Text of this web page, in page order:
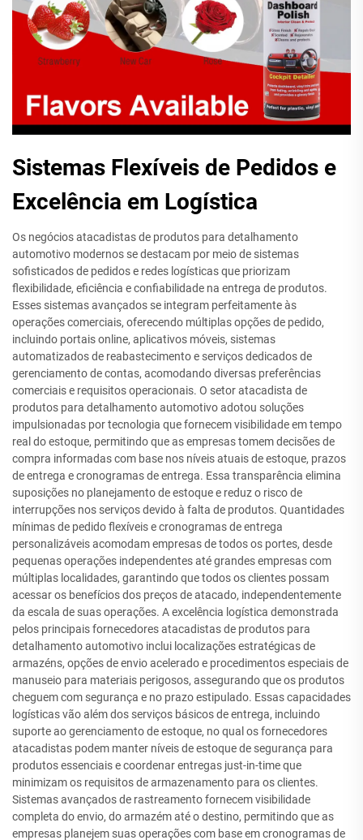
Sistemas Flexíveis de Pedidos e
Excelência em Logística
Os negócios atacadistas de produtos para detalhamento
automotivo modernos se destacam por meio de sistemas
sofisticados de pedidos e redes logísticas que priorizam
flexibilidade, eficiência e confiabilidade na entrega de produtos.
Esses sistemas avançados se integram perfeitamente às
operações comerciais, oferecendo múltiplas opções de pedido,
incluindo portais online, aplicativos móveis, sistemas
automatizados de reabastecimento e serviços dedicados de
gerenciamento de contas, acomodando diversas preferências
comerciais e requisitos operacionais. O setor atacadista de
produtos para detalhamento automotivo adotou soluções
impulsionadas por tecnologia que fornecem visibilidade em tempo
real do estoque, permitindo que as empresas tomem decisões de
compra informadas com base nos níveis atuais de estoque, prazos
de entrega e cronogramas de entrega. Essa transparência elimina
suposições no planejamento de estoque e reduz o risco de
interrupções nos serviços devido à falta de produtos. Quantidades
mínimas de pedido flexíveis e cronogramas de entrega
personalizáveis acomodam empresas de todos os portes, desde
pequenas operações independentes até grandes empresas com
múltiplas localidades, garantindo que todos os clientes possam
acessar os benefícios dos preços de atacado, independentemente
da escala de suas operações. A excelência logística demonstrada
pelos principais fornecedores atacadistas de produtos para
detalhamento automotivo inclui localizações estratégicas de
armazéns, opções de envio acelerado e procedimentos especiais de
manuseio para materiais perigosos, assegurando que os produtos
cheguem com segurança e no prazo estipulado. Essas capacidades
logísticas vão além dos serviços básicos de entrega, incluindo
suporte ao gerenciamento de estoque, no qual os fornecedores
atacadistas podem manter níveis de estoque de segurança para
produtos essenciais e coordenar entregas just-in-time que
minimizam os requisitos de armazenamento para os clientes.
Sistemas avançados de rastreamento fornecem visibilidade
completa do envio, do armazém até o destino, permitindo que as
empresas planejem suas operações com base em cronogramas de